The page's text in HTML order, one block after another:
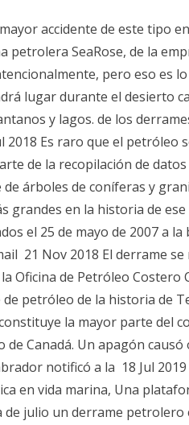
accidente de este tipo
petrolera SeaRose, de la
pero eso es
lugar durante el desierto
y lagos. de los
2018 Es raro que el
de la recopilación de
de árboles de coníferas y
grandes en la historia de ese
el 25 de mayo de 2007 a la
21 Nov 2018 El derrame
la Oficina de Petróleo
petróleo de la historia de
la mayor parte del
Canadá. Un apagón
notificó a la 18 Jul
en vida marina, Una
de julio un derrame petrolero